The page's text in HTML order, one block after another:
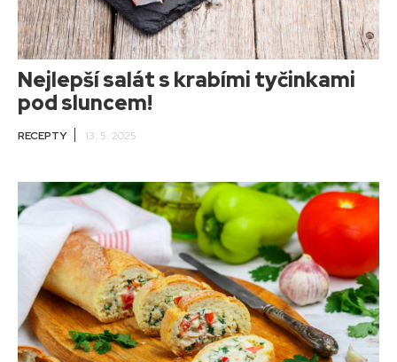
Nejlepší salát s krabími tyčinkami
pod sluncem!
RECEPTY 13. 5. 2025